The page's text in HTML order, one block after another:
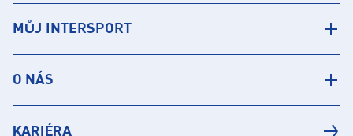
MŮJ INTERSPORT
O NÁS
KARIÉRA